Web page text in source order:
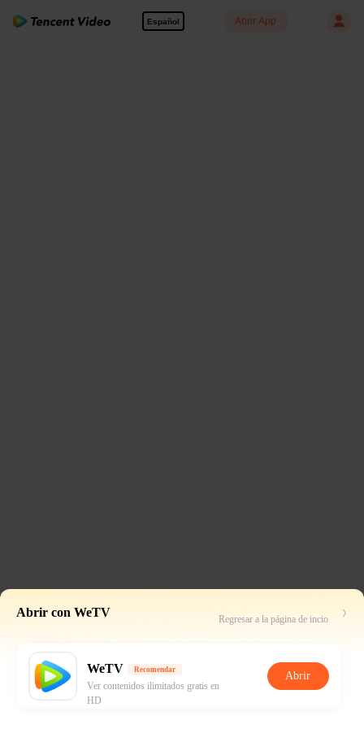
Español Abrir App
Abrir con WeTV Regresar a la página de incio
WeTV Recomendar
Ver contenidos ilimitados gratis en
HD
Abrir